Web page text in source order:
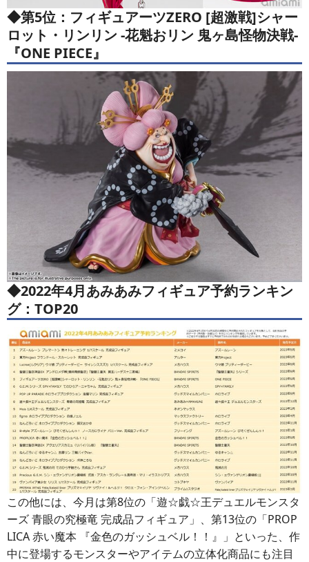
◆第5位：フィギュアーツZERO [超激戦]シャー
ロット・リンリン -花魁おリン 鬼ヶ島怪物決戦-
『ONE PIECE』
◆2022年4月あみあみフィギュア予約ランキン
グ：TOP20
この他には、今月は第8位の「遊☆戯☆王デュエルモンスタ
ーズ 青眼の究極竜 完成品フィギュア」、第13位の「PROP
LICA 赤い魔本 『金色のガッシュベル！！』」といった、作
中に登場するモンスターやアイテムの立体化商品にも注目